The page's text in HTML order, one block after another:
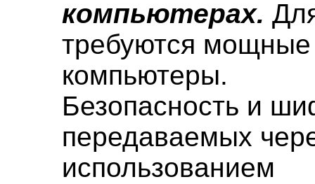
компьютерах.
требуются мощные
компьютеры.
Безопасность и
передаваемых
использованием